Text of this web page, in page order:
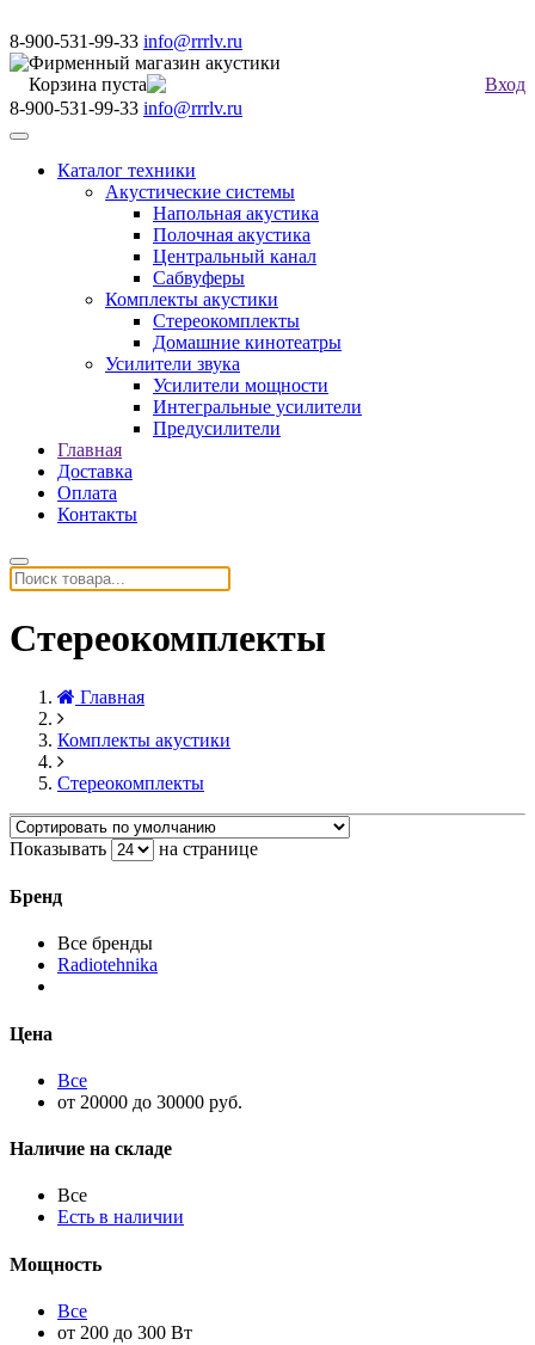
8-900-531-99-33 info@rrrlv.ru
Фирменный магазин акустики
Корзина пуста
Вход
8-900-531-99-33 info@rrrlv.ru
Меню
Каталог техники
Акустические системы
Напольная акустика
Полочная акустика
Центральный канал
Сабвуферы
Комплекты акустики
Стереокомплекты
Домашние кинотеатры
Усилители звука
Усилители мощности
Интегральные усилители
Предусилители
Главная
Доставка
Оплата
Контакты
Стереокомплекты
Главная
Комплекты акустики
Стереокомплекты
Показывать на странице
Бренд
Все бренды
Radiotehnika
Цена
Все
от 20000 до 30000 руб.
Наличие на складе
Все
Есть в наличии
Мощность
Все
от 200 до 300 Вт